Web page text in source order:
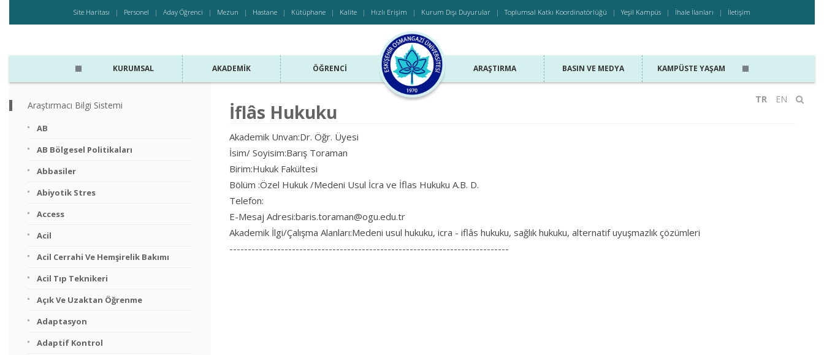
Site Haritası Personel Aday Öğrenci Mezun Hastane Kütüphane Kalite Hızlı Erişim Kurum Dışı Duyurular Toplumsal Katkı Koordinatörlüğü Yeşil Kampüs İhale İlanları İletişim
TR EN
KURUMSAL AKADEMIK ÖĞRENCI ARAŞTIRMA BASIN VE MEDYA KAMPÜSTE YAŞAM
İflâs Hukuku
Akademik Unvan:Dr. Öğr. Üyesi
İsim/ Soyisim:Barış Toraman
Birim:Hukuk Fakültesi
Bölüm :Özel Hukuk /Medeni Usul İcra ve İflas Hukuku A.B. D.
Telefon:
E-Mesaj Adresi:baris.toraman@ogu.edu.tr
Akademik İlgi/Çalışma Alanları:Medeni usul hukuku, icra - iflâs hukuku, sağlık hukuku, alternatif uyuşmazlık çözümleri
----------------------------------------------------------------------------
Araştırmacı Bilgi Sistemi
AB
AB Bölgesel Politikaları
Abbasiler
Abiyotik Stres
Access
Acil
Acil Cerrahi Ve Hemşirelik Bakımı
Acil Tıp Teknikeri
Açık Ve Uzaktan Öğrenme
Adaptasyon
Adaptif Kontrol